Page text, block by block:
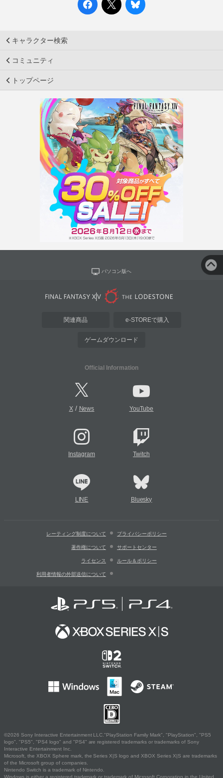
キャラクター検索
コミュニティ
トップページ
パソコン版へ
関連商品 e-STOREで購入
ゲームダウンロード
Official Information
X/ News YouTube
Instagram Twitch
LINE Bluesky
レーティング制度について プライバシーポリシー
著作権について サポートセンター
ライセンス ルール＆ポリシー
利用者情報の外部送信について
©2026 Sony Interactive Entertainment LLC."PlayStation Family Mark", "PlayStation", "PS5
logo", "PS5", "PS4 logo" and "PS4" are registered trademarks or trademarks of Sony
Interactive Entertainment Inc.
Microsoft, the XBOX Sphere mark, the Series X|S logo and XBOX Series X|S are trademarks
of the Microsoft group of companies.
Nintendo Switch is a trademark of Nintendo.
Windows is either a registered trademark or trademark of Microsoft Corporation in the United